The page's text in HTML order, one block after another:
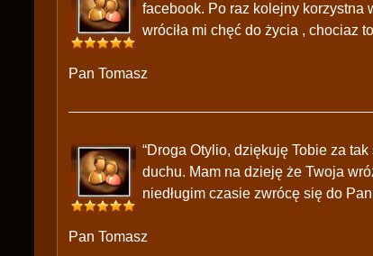
facebook. Po raz kolejny korzystna
wróciła mi chęć do życia , chociaz
Pan Tomasz
“Droga Otylio, dziękuję Tobie za
duchu. Mam na dzieję że Twoja
niedługim czasie zwrócę się do
Pan Tomasz